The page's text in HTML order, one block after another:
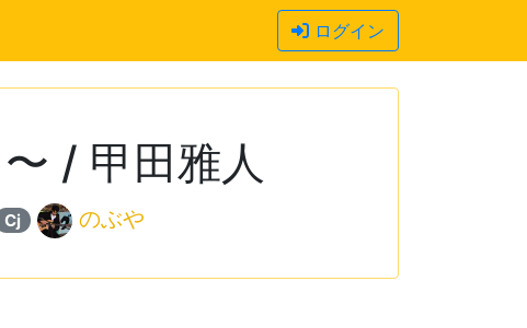
ログイン
/ 甲田雅人
Cj のぶや